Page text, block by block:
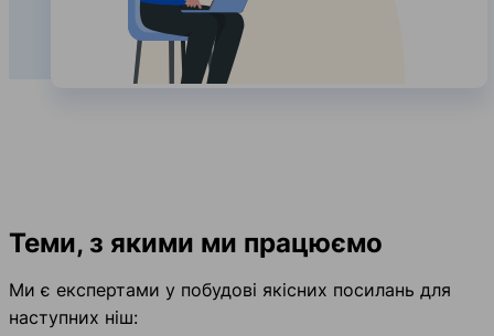
Теми, з якими ми працюємо
Ми є експертами у побудові якісних посилань для
наступних ніш: